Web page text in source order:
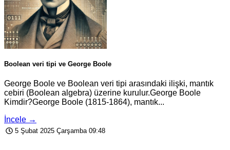
Boolean veri tipi ve George Boole
George Boole ve Boolean veri tipi arasındaki ilişki, mantık
cebiri (Boolean algebra) üzerine kurulur.George Boole
Kimdir?George Boole (1815-1864), mantık...
İncele →
5 Şubat 2025 Çarşamba 09:48